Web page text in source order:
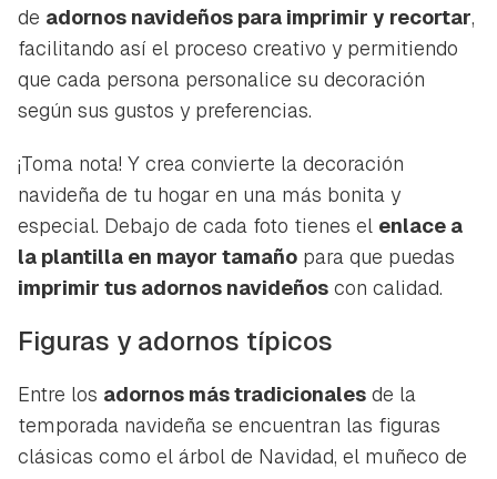
de adornos navideños para imprimir y recortar,
facilitando así el proceso creativo y permitiendo
que cada persona personalice su decoración
según sus gustos y preferencias.
¡Toma nota! Y crea convierte la decoración
navideña de tu hogar en una más bonita y
especial. Debajo de cada foto tienes el enlace a
la plantilla en mayor tamaño para que puedas
imprimir tus adornos navideños con calidad.
Figuras y adornos típicos
Entre los adornos más tradicionales de la
temporada navideña se encuentran las figuras
clásicas como el árbol de Navidad, el muñeco de